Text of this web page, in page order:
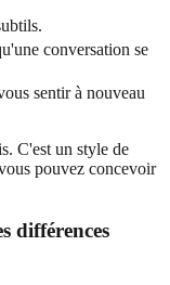
conversation se
sentir à nouveau
C'est un style de
pouvez concevoir
différences